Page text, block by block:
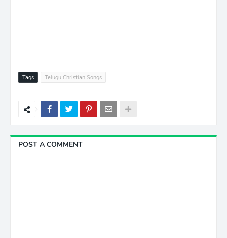
Tags Telugu Christian Songs
POST A COMMENT